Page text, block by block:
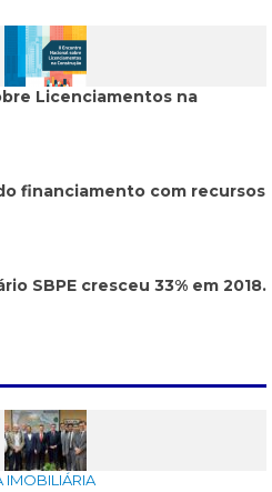
Licenciamentos na
financiamento com recursos
SBPE cresceu 33% em 2018.
IMOBILIÁRIA